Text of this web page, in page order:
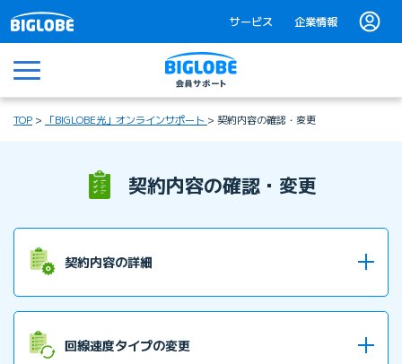
サービス 企業情報
メニュー
TOP 「BIGLOBE光」オンラインサポート 契約内容の確認・変更
契約内容の確認・変更
契約内容の詳細
契約内容を確認したい
回線速度タイプの変更